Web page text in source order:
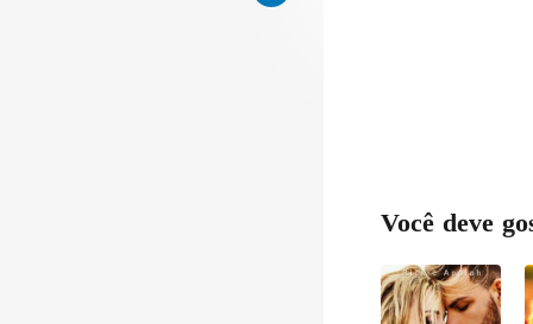
Você deve